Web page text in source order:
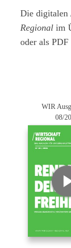
Die digitalen
Regional im
oder als PDF
WIR
08/